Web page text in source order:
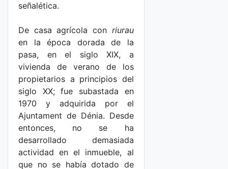
señalética.
De casa agrícola con riurau
en la época dorada de la
pasa, en el siglo XIX, a
vivienda de verano de los
propietarios a principios del
siglo XX; fue subastada en
1970 y adquirida por el
Ajuntament de Dénia. Desde
entonces, no se ha
desarrollado demasiada
actividad en el inmueble, al
que no se había dotado de